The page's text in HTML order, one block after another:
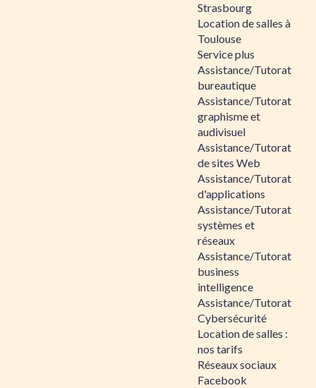
Strasbourg
Location de salles à
Toulouse
Service plus
Assistance/Tutorat
bureautique
Assistance/Tutorat
graphisme et
audivisuel
Assistance/Tutorat
de sites Web
Assistance/Tutorat
d'applications
Assistance/Tutorat
systèmes et
réseaux
Assistance/Tutorat
business
intelligence
Assistance/Tutorat
Cybersécurité
Location de salles :
nos tarifs
Réseaux sociaux
Facebook